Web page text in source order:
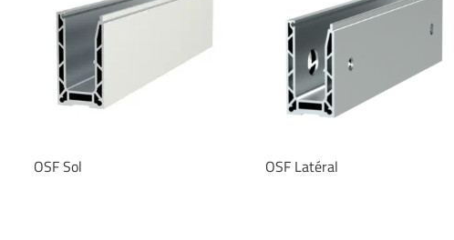
OSF Sol OSF Latéral